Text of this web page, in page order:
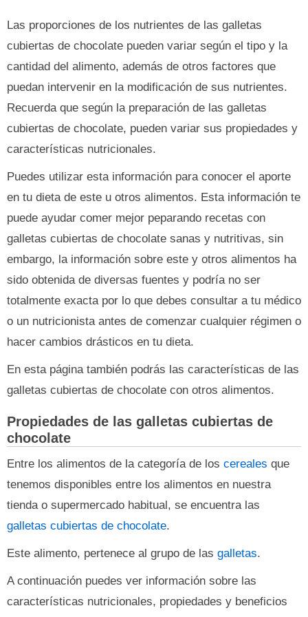
Las proporciones de los nutrientes de las galletas
cubiertas de chocolate pueden variar según el tipo y la
cantidad del alimento, además de otros factores que
puedan intervenir en la modificación de sus nutrientes.
Recuerda que según la preparación de las galletas
cubiertas de chocolate, pueden variar sus propiedades y
características nutricionales.
Puedes utilizar esta información para conocer el aporte
en tu dieta de este u otros alimentos. Esta información te
puede ayudar comer mejor peparando recetas con
galletas cubiertas de chocolate sanas y nutritivas, sin
embargo, la información sobre este y otros alimentos ha
sido obtenida de diversas fuentes y podría no ser
totalmente exacta por lo que debes consultar a tu médico
o un nutricionista antes de comenzar cualquier régimen o
hacer cambios drásticos en tu dieta.
En esta página también podrás las características de las
galletas cubiertas de chocolate con otros alimentos.
Propiedades de las galletas cubiertas de
chocolate
Entre los alimentos de la categoría de los cereales que
tenemos disponibles entre los alimentos en nuestra
tienda o supermercado habitual, se encuentra las
galletas cubiertas de chocolate.
Este alimento, pertenece al grupo de las galletas.
A continuación puedes ver información sobre las
características nutricionales, propiedades y beneficios